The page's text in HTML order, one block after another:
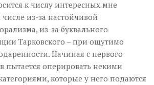
к числу интересных мне
из-за настойчивой
из-за буквального
Тарковского – при ощутимо
Начиная с первого
пытается оперировать некими
которые у него подаются